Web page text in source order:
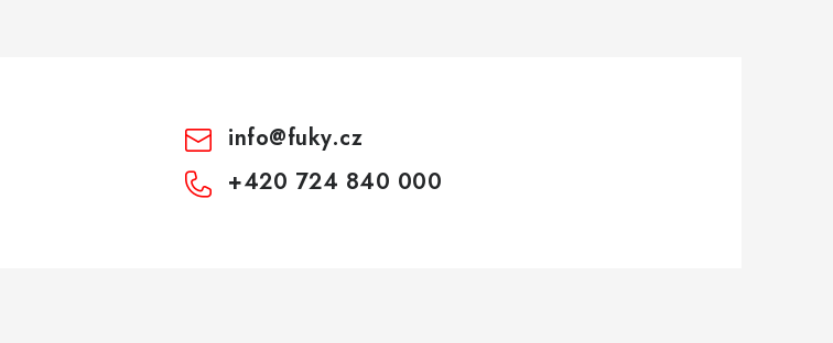
info@fuky.cz
+420 724 840 000